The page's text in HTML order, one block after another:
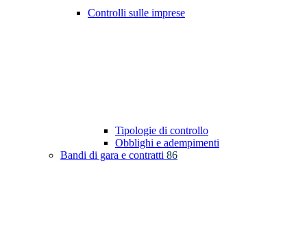
Controlli sulle imprese
Tipologie di controllo
Obblighi e adempimenti
Bandi di gara e contratti 86